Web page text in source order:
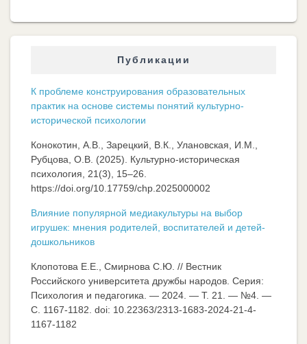
Публикации
К проблеме конструирования образовательных
практик на основе системы понятий культурно-
исторической психологии
Конокотин, А.В., Зарецкий, В.К., Улановская, И.М.,
Рубцова, О.В. (2025). Культурно-историческая
психология, 21(3), 15–26.
https://doi.org/10.17759/chp.2025000002
Влияние популярной медиакультуры на выбор
игрушек: мнения родителей, воспитателей и детей-
дошкольников
Клопотова Е.Е., Смирнова С.Ю. // Вестник
Российского университета дружбы народов. Серия:
Психология и педагогика. — 2024. — Т. 21. — №4. —
C. 1167-1182. doi: 10.22363/2313-1683-2024-21-4-
1167-1182